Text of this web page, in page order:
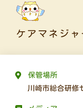
ケアマネジ
保管場所
川崎市総合研修